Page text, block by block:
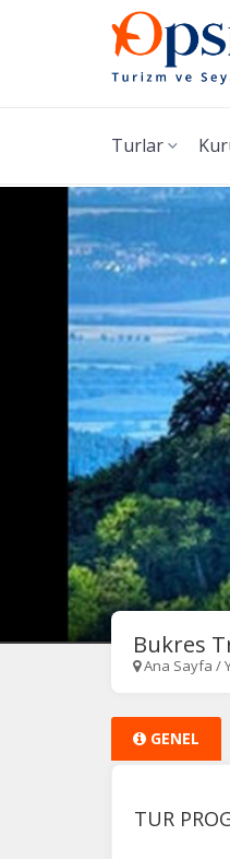
Turlar
Bukres
Ana Sayfa /
GENEL
TUR